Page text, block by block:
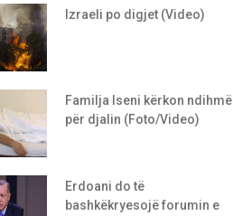
Izraeli po digjet (Video)
Familja Iseni kërkon ndihmë
për djalin (Foto/Video)
Erdoani do të
bashkëkryesojë forumin e